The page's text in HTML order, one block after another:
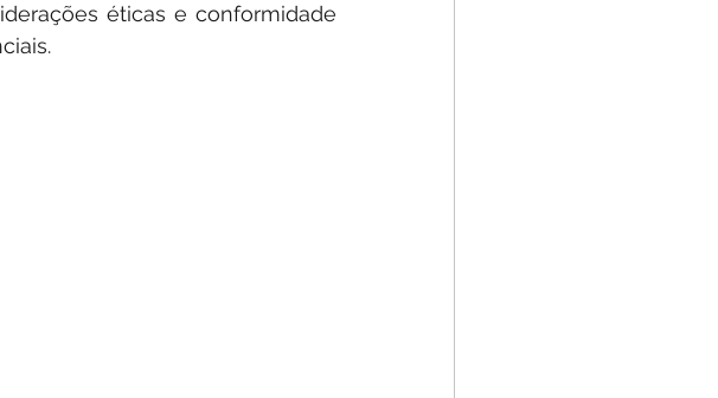
éticas e conformidade